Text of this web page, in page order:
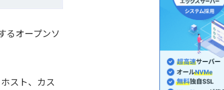
るオープンソ
スト、カス